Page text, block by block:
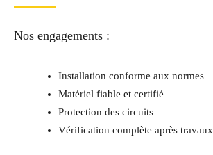
Nos engagements :
Installation conforme aux normes
Matériel fiable et certifié
Protection des circuits
Vérification complète après travaux